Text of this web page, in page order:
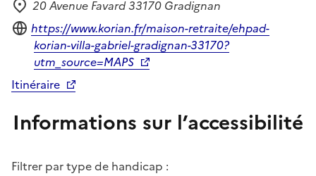
Adresse
20 Avenue Favard 33170 Gradignan
Site internet
https://www.korian.fr/maison-retraite/ehpad-
korian-villa-gabriel-gradignan-33170?
utm_source=MAPS
Itinéraire
Informations sur l’accessibilité
Filtrer par type de handicap :